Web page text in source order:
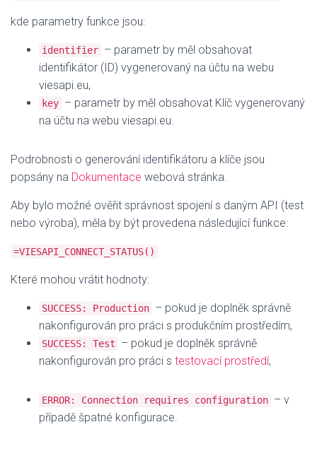
kde parametry funkce jsou:
identifier – parametr by měl obsahovat
identifikátor (ID) vygenerovaný na účtu na webu
viesapi.eu,
key – parametr by měl obsahovat Klíč vygenerovaný
na účtu na webu viesapi.eu.
Podrobnosti o generování identifikátoru a klíče jsou
popsány na Dokumentace webová stránka.
Aby bylo možné ověřit správnost spojení s daným API (test
nebo výroba), měla by být provedena následující funkce:
=VIESAPI_CONNECT_STATUS()
Které mohou vrátit hodnoty:
SUCCESS: Production – pokud je doplněk správně
nakonfigurován pro práci s produkčním prostředím,
SUCCESS: Test
– pokud je doplněk správně
nakonfigurován pro práci s testovací prostředí,
ERROR: Connection requires configuration – v
případě špatné konfigurace.